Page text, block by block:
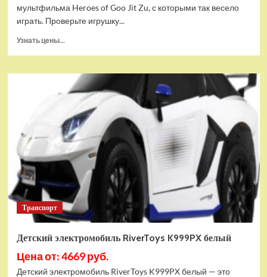
мультфильма Heroes of Goo Jit Zu, с которыми так весело
играть. Проверьте игрушку...
Узнать цены...
Тянущаяся
игрушка
Гуджитсу
и
Гигабивень
Водная
Атака
Транспорт
Детский электромобиль RiverToys K999PX белый
Цена от: 4669 руб.
Детский электромобиль RiverToys K999PX белый — это